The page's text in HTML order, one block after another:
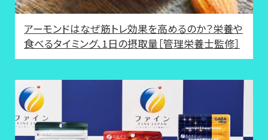
アーモンドはなぜ筋トレ効果を高めるのか？栄養や
食べるタイミング、1日の摂取量［管理栄養士監修］